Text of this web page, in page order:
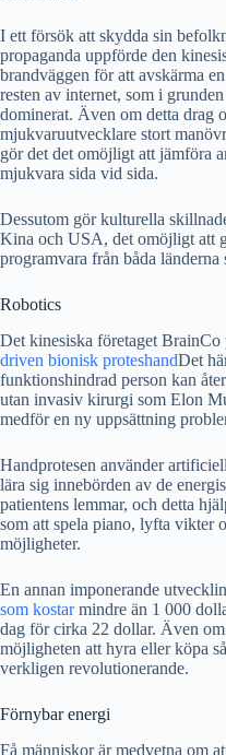
I ett försök att skydda sin
propaganda uppförde den
brandväggen för att avskärma
resten av internet, som i
dominerat. Även om detta drag
mjukvaruutvecklare stort
gör det det omöjligt att jämföra
mjukvara sida vid sida.
Dessutom gör kulturella
Kina och USA, det omöjligt att
programvara från båda länderna
Robotics
Det kinesiska företaget BrainCo
driven bionisk proteshandDet
funktionshindrad person kan
utan invasiv kirurgi som Elon
medför en ny uppsättning
Handprotesen använder
lära sig innebörden av de
patientens lemmar, och detta
som att spela piano, lyfta vikter
möjligheter.
En annan imponerande
som kostarmindre än 1 000
dag för cirka 22 dollar. Även
möjligheten att hyra eller köpa
verkligen revolutionerande.
Förnybar energi
Få människor är medvetna om